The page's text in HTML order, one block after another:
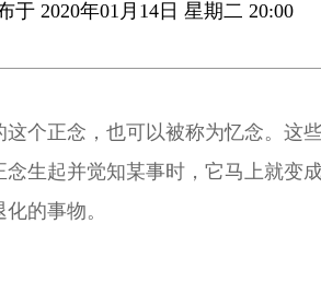
于 2020年01月14日 星期二 20:00
个正念，也可以被称为忆念。这
生起并觉知某事时，它马上就变
的事物。